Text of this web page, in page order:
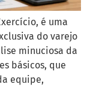
é uma
do varejo
minuciosa da
básicos, que
equipe,